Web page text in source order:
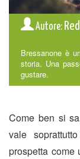
Autore:
Bressanone è
storia. Una
gustare.
Come ben si
vale
prospetta come